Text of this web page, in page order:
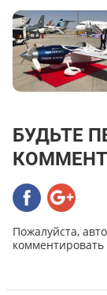
БУДЬТЕ
Пожалуйста,
комментировать